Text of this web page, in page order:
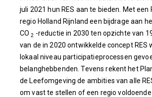
juli 2021 hun RES aan te bieden. Met een
regio Holland Rijnland een bijdrage aan
CO 2 -reductie in 2030 ten opzichte van
van de in 2020 ontwikkelde concept RES
lokaal niveau participatieprocessen
belanghebbenden. Tevens rekent het
de Leefomgeving de ambities van alle
om vast te stellen of een regio